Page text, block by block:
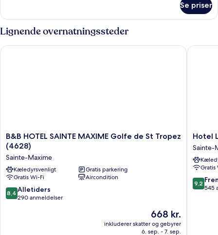
balcon)
med
dobbeltseng
eller
enkeltsenge
Se priser
Lignende overnatningssteder
B&B
HOTEL
SAINTE
MAXIME
Golfe
de
St
Tropez
B&B HOTEL SAINTE MAXIME Golfe de St Tropez
(4628)
Sainte-Maxime
Kæledyrsvenligt
Gratis parkering
Gratis Wi-Fi
Aircondition
8.4
ud
8,4 Alletiders
290 anmeldelser
Prisen
668 kr.
668 kr.
inkluderer skatter og gebyrer
6. sep. - 7. sep.
B&B HOTEL SAINTE MAXIME Golfe de St Tropez (4628)
Hotel
Le
Petit
Prince
Sainte-
Maxime
Hotel
Sainte-
Gratis
9.2
ud
9,2
545
Hotel